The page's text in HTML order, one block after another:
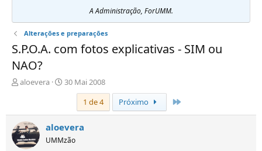
A Administração, ForUMM.
Alterações e preparações
S.P.O.A. com fotos explicativas - SIM ou
NAO?
I
c
i
a
d
aloevera
D
a
d
e
i
30 Mai 2008
1 de 4
Próximo
aloevera
UMMzão